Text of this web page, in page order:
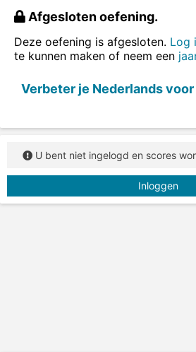
Kijk goed naar de voorbeelden:
twee hui
en - één hui
twee frambozen - één
enkelvoud.
Afgesloten oefening.
Deze oefening is afgesloten. Log
te kunnen maken of neem een
Verbeter je Nederlands voor
U bent niet ingelogd en scores
Inloggen